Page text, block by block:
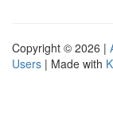
Copyright © 2026 |
Users | Made with